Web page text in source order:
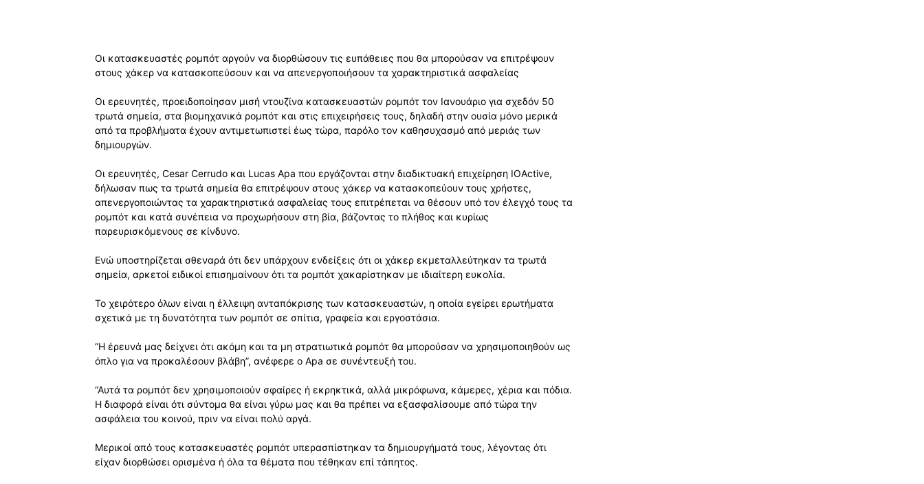
Οι κατασκευαστές ρομπότ αργούν να διορθώσουν τις ευπάθειες που θα μπορούσαν να επιτρέψουν
στους χάκερ να κατασκοπεύσουν και να απενεργοποιήσουν τα χαρακτηριστικά ασφαλείας
Οι ερευνητές, προειδοποίησαν μισή ντουζίνα κατασκευαστών ρομπότ τον Ιανουάριο για σχεδόν 50
τρωτά σημεία, στα βιομηχανικά ρομπότ και στις επιχειρήσεις τους, δηλαδή στην ουσία μόνο μερικά
από τα προβλήματα έχουν αντιμετωπιστεί έως τώρα, παρόλο τον καθησυχασμό από μεριάς των
δημιουργών.
Οι ερευνητές, Cesar Cerrudo και Lucas Apa που εργάζονται στην διαδικτυακή επιχείρηση IOActive,
δήλωσαν πως τα τρωτά σημεία θα επιτρέψουν στους χάκερ να κατασκοπεύουν τους χρήστες,
απενεργοποιώντας τα χαρακτηριστικά ασφαλείας τους επιτρέπεται να θέσουν υπό τον έλεγχό τους τα
ρομπότ και κατά συνέπεια να προχωρήσουν στη βία, βάζοντας το πλήθος και κυρίως
παρευρισκόμενους σε κίνδυνο.
Ενώ υποστηρίζεται σθεναρά ότι δεν υπάρχουν ενδείξεις ότι οι χάκερ εκμεταλλεύτηκαν τα τρωτά
σημεία, αρκετοί ειδικοί επισημαίνουν ότι τα ρομπότ χακαρίστηκαν με ιδιαίτερη ευκολία.
Το χειρότερο όλων είναι η έλλειψη ανταπόκρισης των κατασκευαστών, η οποία εγείρει ερωτήματα
σχετικά με τη δυνατότητα των ρομπότ σε σπίτια, γραφεία και εργοστάσια.
“Η έρευνά μας δείχνει ότι ακόμη και τα μη στρατιωτικά ρομπότ θα μπορούσαν να χρησιμοποιηθούν ως
όπλο για να προκαλέσουν βλάβη”, ανέφερε ο Apa σε συνέντευξή του.
“Αυτά τα ρομπότ δεν χρησιμοποιούν σφαίρες ή εκρηκτικά, αλλά μικρόφωνα, κάμερες, χέρια και πόδια.
Η διαφορά είναι ότι σύντομα θα είναι γύρω μας και θα πρέπει να εξασφαλίσουμε από τώρα την
ασφάλεια του κοινού, πριν να είναι πολύ αργά.
Μερικοί από τους κατασκευαστές ρομπότ υπερασπίστηκαν τα δημιουργήματά τους, λέγοντας ότι
είχαν διορθώσει ορισμένα ή όλα τα θέματα που τέθηκαν επί τάπητος.